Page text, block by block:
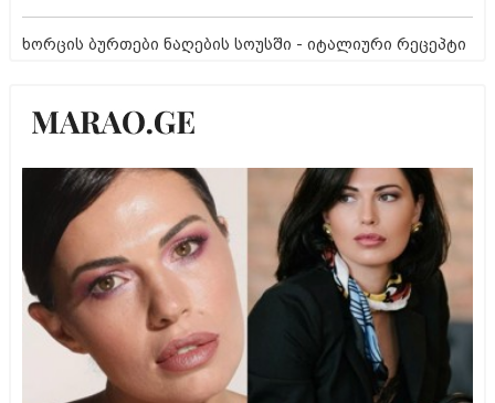
ხორცის ბურთები ნაღების სოუსში - იტალიური რეცეპტი